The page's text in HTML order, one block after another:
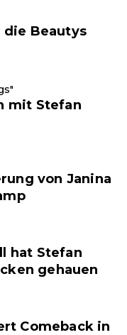
die Beautys
mit Stefan
von Janina
hat Stefan
gehauen
Comeback in